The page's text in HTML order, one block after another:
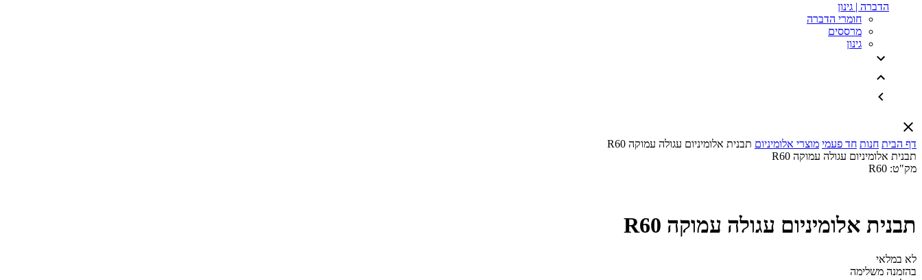
הדברה | גינון
חומרי הדברה
מרססים
גינון
דף הבית חנות חד פעמי מוצרי אלומיניום תבנית אלומיניום עגולה עמוקה R60
תבנית אלומיניום עגולה עמוקה R60
מק"ט: R60
תבנית אלומיניום עגולה עמוקה R60
לא במלאי
בהזמנה משלימה